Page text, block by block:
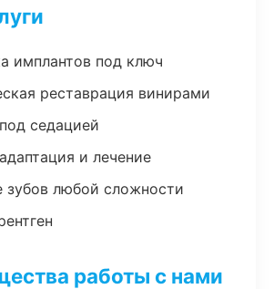
имплантов под ключ
реставрация винирами
седацией
и лечение
зубов любой сложности
работы с нами